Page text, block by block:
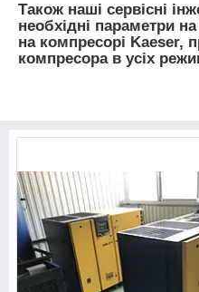
Також наші сервісні
необхідні параметри
на компресорі Kaeser,
компресора в усіх